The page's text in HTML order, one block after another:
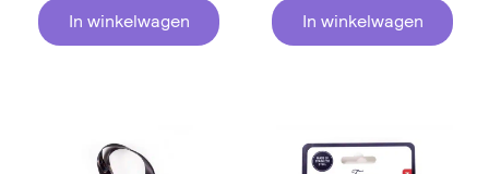
In winkelwagen In winkelwagen